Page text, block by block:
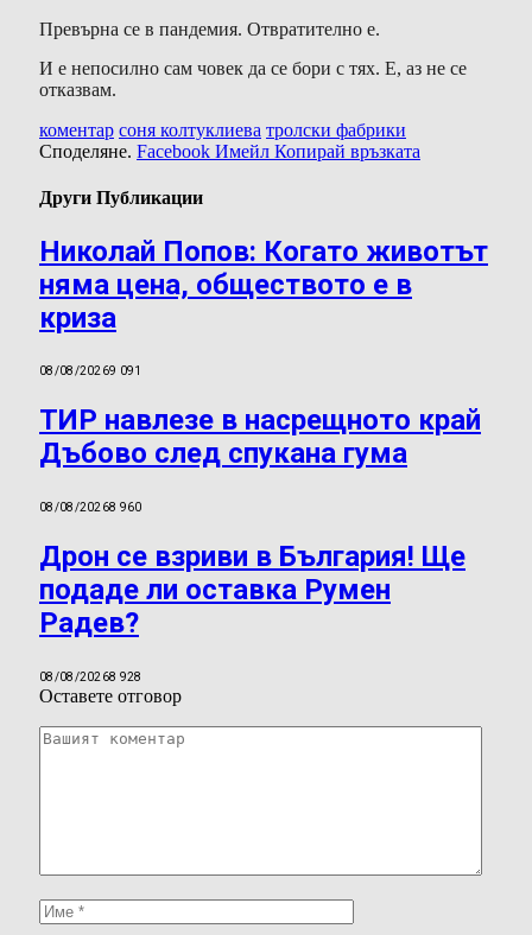
Превърна се в пандемия. Отвратително е.
И е непосилно сам човек да се бори с тях. Е, аз не се
отказвам.
коментар соня колтуклиева тролски фабрики
Споделяне. Facebook Имейл Копирай връзката
Други Публикации
Николай Попов: Когато животът
няма цена, обществото е в
криза
08/08/20269 091
ТИР навлезе в насрещното край
Дъбово след спукана гума
08/08/20268 960
Дрон се взриви в България! Ще
подаде ли оставка Румен
Радев?
08/08/20268 928
Оставете отговор